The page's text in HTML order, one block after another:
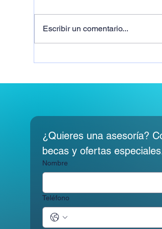
Escribir un comentario...
¿Quieres una asesoría?
becas y ofertas
Nombre
Teléfono